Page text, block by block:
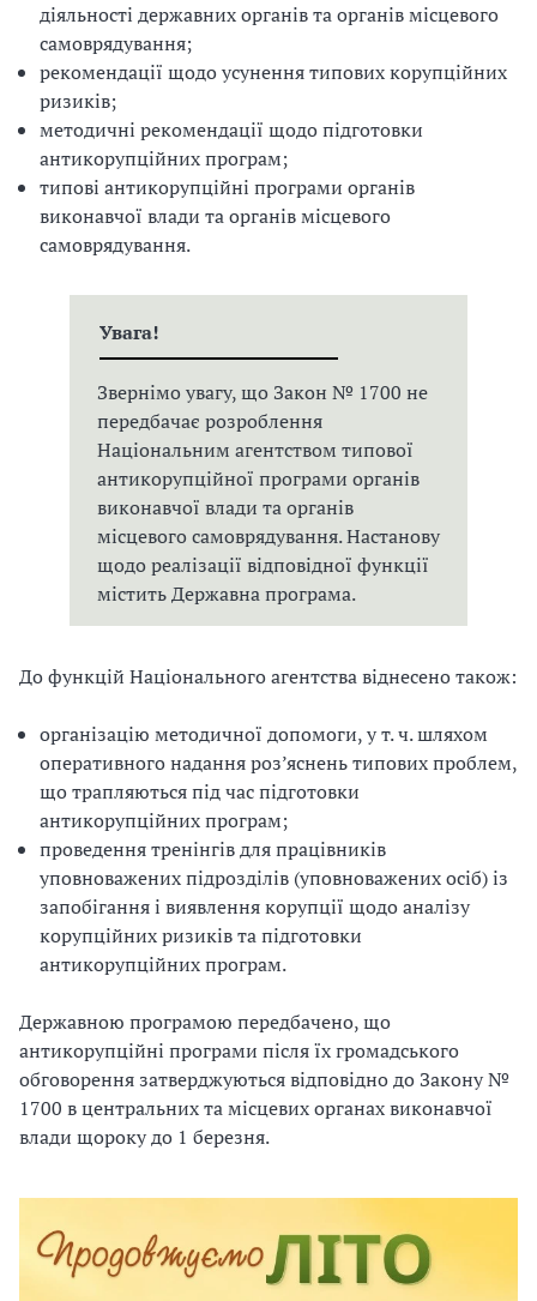
діяльності державних органів та органів місцевого
самоврядування;
рекомендації щодо усунення типових корупційних
ризиків;
методичні рекомендації щодо підготовки
антикорупційних програм;
типові антикорупційні програми органів
виконавчої влади та органів місцевого
самоврядування.
Увага!
Звернімо увагу, що Закон № 1700 не
передбачає розроблення
Національним агентством типової
антикорупційної програми органів
виконавчої влади та органів
місцевого самоврядування. Настанову
щодо реалізації відповідної функції
містить Державна програма.
До функцій Національного агентства віднесено також:
організацію методичної допомоги, у т. ч. шляхом
оперативного надання роз’яснень типових проблем,
що трапляються під час підготовки
антикорупційних програм;
проведення тренінгів для працівників
уповноважених підрозділів (уповноважених осіб) із
запобігання і виявлення корупції щодо аналізу
корупційних ризиків та підготовки
антикорупційних програм.
Державною програмою передбачено, що
антикорупційні програми після їх громадського
обговорення затверджуються відповідно до Закону №
1700 в центральних та місцевих органах виконавчої
влади щороку до 1 березня.